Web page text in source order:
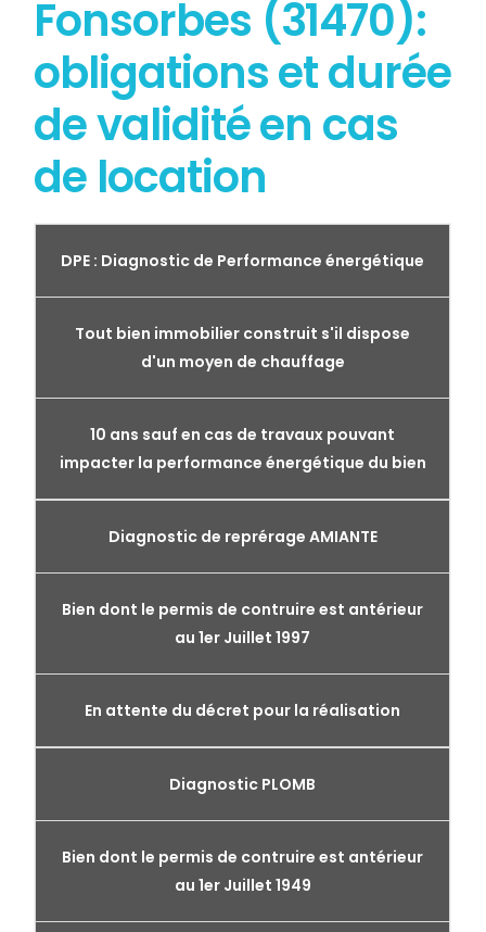
Fonsorbes (31470):
obligations et durée
de validité en cas
de location
DPE : Diagnostic de Performance énergétique
Tout bien immobilier construit s'il dispose
d'un moyen de chauffage
10 ans sauf en cas de travaux pouvant
impacter la performance énergétique du bien
Diagnostic de reprérage AMIANTE
Bien dont le permis de contruire est antérieur
au 1er Juillet 1997
En attente du décret pour la réalisation
Diagnostic PLOMB
Bien dont le permis de contruire est antérieur
au 1er Juillet 1949